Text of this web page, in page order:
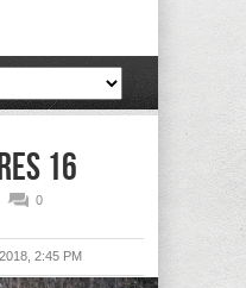
16
0
2:45 PM